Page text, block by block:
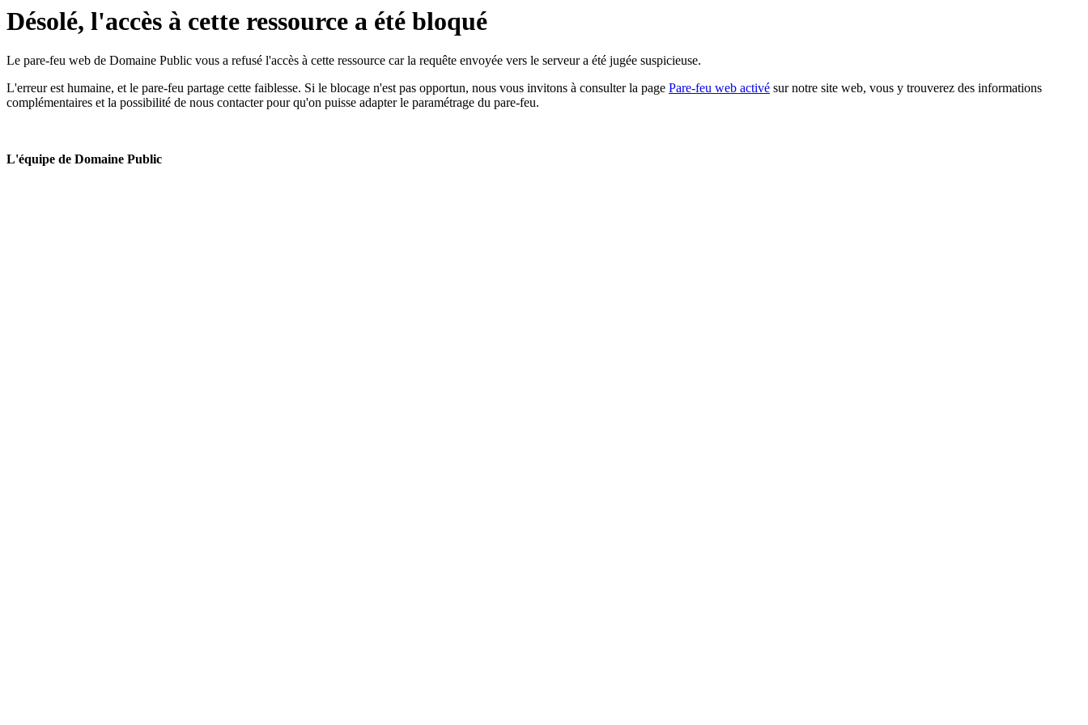
Désolé, l'accès à cette ressource a été bloqué
Le pare-feu web de Domaine Public vous a refusé l'accès à cette ressource car la requête envoyée vers le serveur a été jugée suspicieuse.
L'erreur est humaine, et le pare-feu partage cette faiblesse. Si le blocage n'est pas opportun, nous vous invitons à consulter la page Pare-feu web activé sur notre site web, vous y trouverez des informations
complémentaires et la possibilité de nous contacter pour qu'on puisse adapter le paramétrage du pare-feu.
L'équipe de Domaine Public